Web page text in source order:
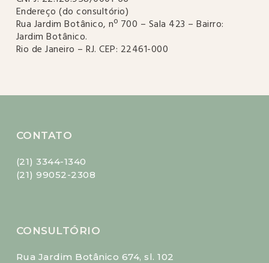
Endereço (do consultório)
Rua Jardim Botânico, nº 700 – Sala 423 – Bairro:
Jardim Botânico.
Rio de Janeiro – RJ. CEP: 22461-000
CONTATO
(21) 3344-1340
(21) 99052-2308
CONSULTÓRIO
Rua Jardim Botânico 674, sl. 102